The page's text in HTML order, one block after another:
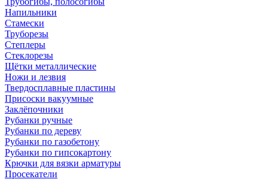
Напильники
Стамески
Труборезы
Степлеры
Стеклорезы
Щётки металлические
Ножи и лезвия
Твердосплавные пластины
Присоски вакуумные
Заклёпочники
Рубанки ручные
Рубанки по дереву
Рубанки по газобетону
Рубанки по гипсокартону
Крючки для вязки арматуры
Просекатели